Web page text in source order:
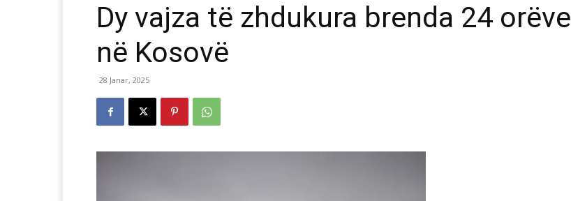
Dy vajza të zhdukura brenda 24 orëve
në Kosovë
28 Janar, 2025